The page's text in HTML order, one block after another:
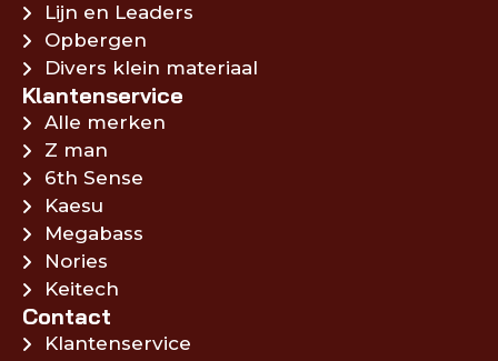
Lijn en Leaders
Opbergen
Divers klein materiaal
Klantenservice
Alle merken
Z man
6th Sense
Kaesu
Megabass
Nories
Keitech
Contact
Klantenservice